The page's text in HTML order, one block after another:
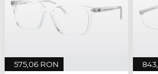
575,06 RON